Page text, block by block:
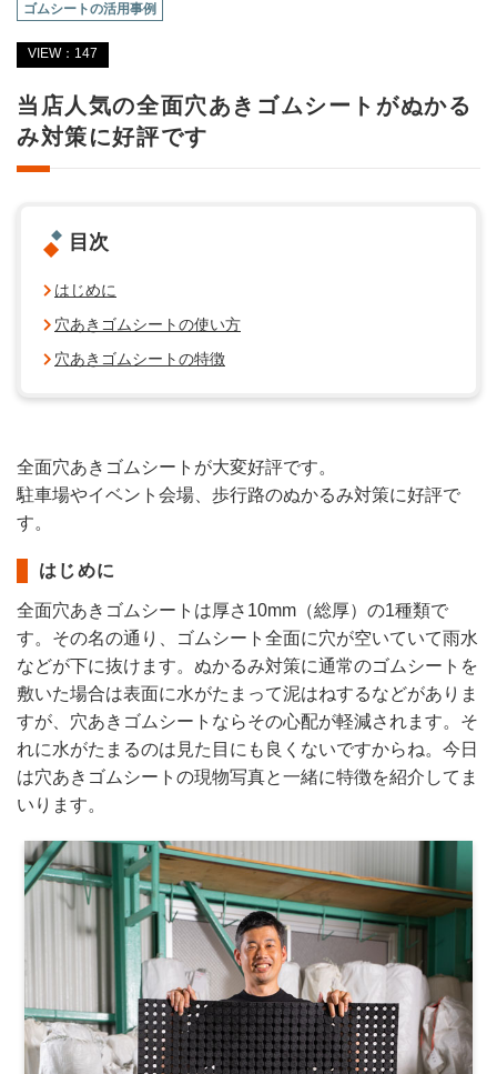
ゴムシートの活用事例
VIEW：147
当店人気の全面穴あきゴムシートがぬかる
み対策に好評です
目次
はじめに
穴あきゴムシートの使い方
穴あきゴムシートの特徴
全面穴あきゴムシートが大変好評です。
駐車場やイベント会場、歩行路のぬかるみ対策に好評で
す。
はじめに
全面穴あきゴムシートは厚さ10mm（総厚）の1種類で
す。その名の通り、ゴムシート全面に穴が空いていて雨水
などが下に抜けます。ぬかるみ対策に通常のゴムシートを
敷いた場合は表面に水がたまって泥はねするなどがありま
すが、穴あきゴムシートならその心配が軽減されます。そ
れに水がたまるのは見た目にも良くないですからね。今日
は穴あきゴムシートの現物写真と一緒に特徴を紹介してま
いります。